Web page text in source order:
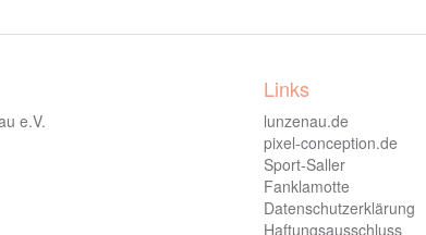
e.V.
Links
lunzenau.de
pixel-conception.de
Sport-Saller
Fanklamotte
Datenschutzerklärung
Haftungsausschluss